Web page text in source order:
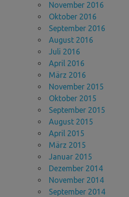
November 2016
Oktober 2016
September 2016
August 2016
Juli 2016
April 2016
März 2016
November 2015
Oktober 2015
September 2015
August 2015
April 2015
März 2015
Januar 2015
Dezember 2014
November 2014
September 2014